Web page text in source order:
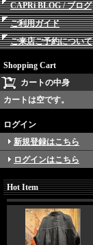
CAPRi BLOG / ブログ
ご利用ガイド
ご来店ご予約について
Shopping Cart
カートの中身
カートは空です。
ログイン
新規登録はこちら
ログインはこちら
Hot Item